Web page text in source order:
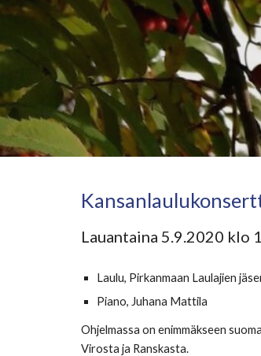
Lauantaina 5.9.2020 klo
Laulu, Pirkanmaan Laulajien
Piano, Juhana Mattila
Ohjelmassa on enimmäkseen
Virosta ja Ranskasta.